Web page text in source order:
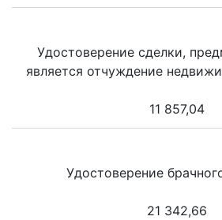
Удостоверение сделки,
является отчуждение
11 857,04
Удостоверение
21 342,66